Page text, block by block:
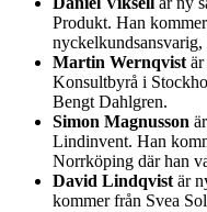
Produkt. Han
Martin Wernqvist
Konsultbyrå i
Bengt Dahlgren.
Simon Magnusson
Lindinvent. Han
Norrköping där han
David Lindqvist är
kommer från Svea